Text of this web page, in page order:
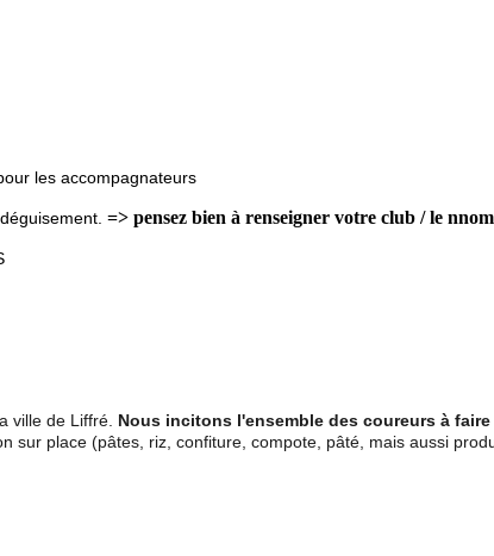
les accompagnateurs
=> pensez bien à renseigner votre club / le
ville de Liffré. Nous incitons l'ensemble des coureurs à
sur place (pâtes, riz, confiture, compote, pâté, mais aussi